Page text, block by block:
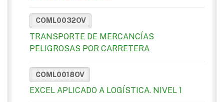
COML0032OV
TRANSPORTE DE MERCANCÍAS
PELIGROSAS POR CARRETERA
COML0018OV
EXCEL APLICADO A LOGÍSTICA. NIVEL 1